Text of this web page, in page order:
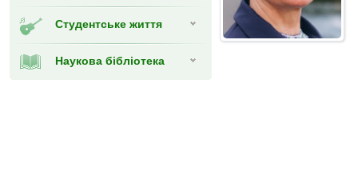
Студентське життя
Наукова бібліотека